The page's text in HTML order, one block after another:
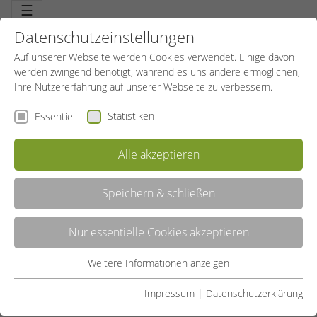
☰
KINDERTANZ
Entfalten kindlicher Fantasie. Sich ausleben in Bewegung. Der
Bewegungsfreude von Kindern Ausdruck geben. Kinder erzählen
und gestalten mit dem eigenen Körper als Instrument.
Körperbewusstsein fördert Persönlichkeitsbildung.
LISTE
Datenschutzeinstellungen
Auf unserer Webseite werden Cookies verwendet. Einige davon
werden zwingend benötigt, während es uns andere ermöglichen,
Ihre Nutzererfahrung auf unserer Webseite zu verbessern.
Essentiell Statistiken
Alle akzeptieren
Speichern & schließen
Nur essentielle Cookies akzeptieren
Essentielle Cookies werden für grundlegende Funktionen der
Weitere Informationen anzeigen
Impressum | Datenschutzerklärung